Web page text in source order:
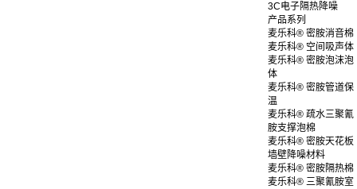
3C电子隔热降噪
产品系列
麦乐科® 密胺消音棉
麦乐科® 空间吸声体
麦乐科® 密胺泡沫泡
体
麦乐科® 密胺管道保
温
麦乐科® 疏水三聚氰
胺支撑泡棉
麦乐科® 密胺天花板
墙壁降噪材料
麦乐科® 密胺隔热棉
麦乐科® 三聚氰胺室